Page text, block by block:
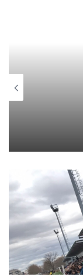
igualdad seguía
fallo, un acierto,
fundamental
minutos
En cuanto al
Ederra, Masha,
últimos goles-
situaciones
conjunto de